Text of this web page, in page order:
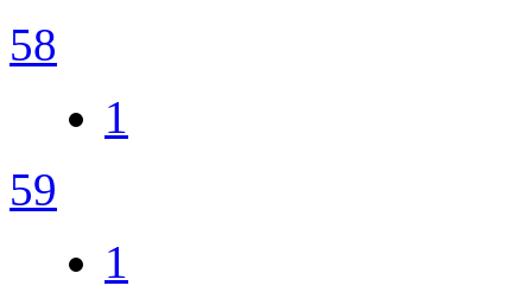
58
1
59
1